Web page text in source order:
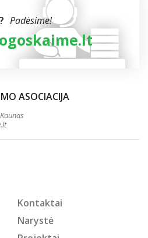
Padėsime!
ASOCIACIJA
Kontaktai
Narystė